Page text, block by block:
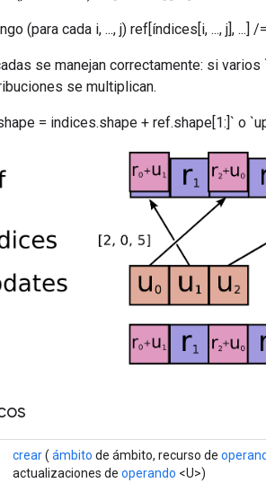
(para cada i, ..., j) ref[índices[i, ..., j], ...] /
se manejan correctamente: si
se multiplican.
= indices.shape + ref.shape[1:]` o
crear( ámbito de ámbito, recurso de
actualizaciones de operando <U>)